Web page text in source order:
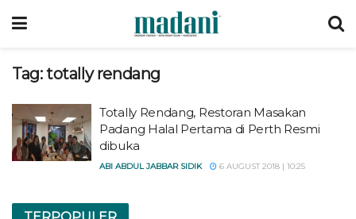
Tag:totally rendang
Totally Rendang, Restoran Masakan
Padang Halal Pertama di Perth Resmi
dibuka
ABI ABDUL JABBAR SIDIK 6 AUGUST 2018 | 10:25